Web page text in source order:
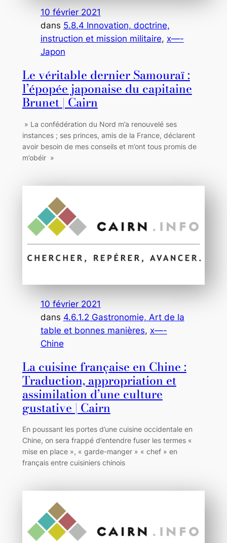
10 février 2021
dans 5.8.4 Innovation, doctrine,
instruction et mission militaire, x—-
Japon
Le véritable dernier Samouraï :
l’épopée japonaise du capitaine
Brunet | Cairn
» La confédération du Nord m’a renouvelé ses
instances ; ses princes, amis de la France, déclarent
avoir besoin de mes conseils et m’ont tous promis de
m’obéir »
10 février 2021
dans 4.6.1.2 Gastronomie, Art de la
table et bonnes manières, x—-
Chine
La cuisine française en Chine :
Traduction, appropriation et
assimilation d’une culture
gustative | Cairn
En poussant les portes d’une cuisine occidentale en
Chine, on sera frappé d’entendre fuser les termes «
mise en place », « garde-manger » « chef » en
français entre cuisiniers chinois